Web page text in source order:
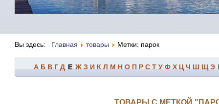
Вы здесь: Главная товары Метки: парок
А Б В Г Д Е Ж З И К Л М Н О П Р С Т У Ф Х Ц Ч Ш Щ Э